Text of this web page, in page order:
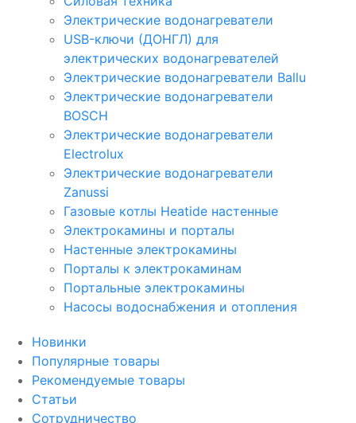
Электрические водонагреватели
USB-ключи (ДОНГЛ) для
электрических водонагревателей
Электрические водонагреватели Ballu
Электрические водонагреватели
BOSCH
Электрические водонагреватели
Electrolux
Электрические водонагреватели
Zanussi
Газовые котлы Heatide настенные
Электрокамины и порталы
Настенные электрокамины
Порталы к электрокаминам
Портальные электрокамины
Насосы водоснабжения и отопления
Новинки
Популярные товары
Рекомендуемые товары
Статьи
Сотрудничество